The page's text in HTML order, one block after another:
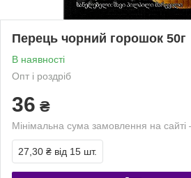
Перець чорний горошок 50г
В наявності
Опт і роздріб
36 ₴
Мінімальна сума замовлення на
27,30 ₴ від 15 шт.